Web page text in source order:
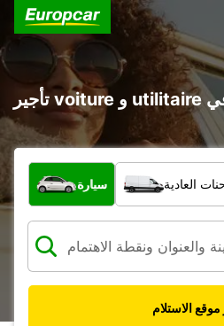
ما نوع المركبة؟
سيارة العادية
موقع الاستلام